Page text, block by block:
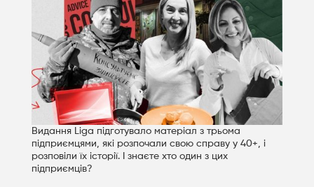
Видання Liga підготувало матеріал з трьома
підприємцями, які розпочали свою справу у 40+, і
розповіли їх історії. І знаєте хто один з цих
підприємців?